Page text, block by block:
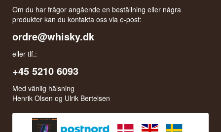
Om du har frågor angående en beställning eller några
produkter kan du kontakta oss via e-post:
ordre@whisky.dk
eller tlf.:
+45 5210 6093
Med vänlig hälsning
Henrik Olsen og Ulrik Bertelsen